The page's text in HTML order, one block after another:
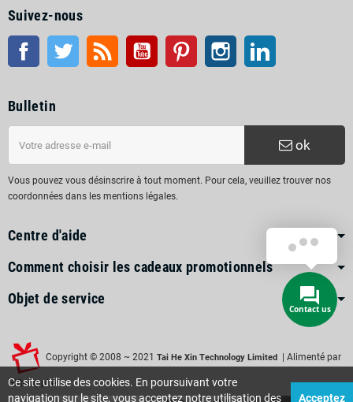
Suivez-nous
Facebook Twitter RSS Youtube Pinterest Instagram
Bulletin
ok
Vous pouvez vous désinscrire à tout moment. Pour cela, veuillez trouver nos
coordonnées dans les mentions légales.
Centre d'aide
Comment choisir les cadeaux promotionnels
Objet de service
Copyright © 2008 ~ 2021 Tai He Xin Technology Limited | Alimenté par
Gift-supplier
Ce site utilise des cookies. En poursuivant votre
navigation sur le site, vous acceptez notre utilisation des
Acceptez